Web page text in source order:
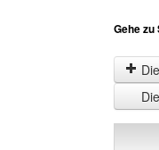
Gehe zu